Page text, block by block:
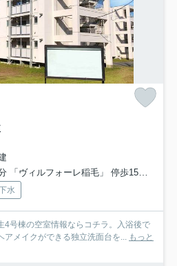
「ヴィルフォーレ稲毛」 停歩15分
水
4号棟の空室情報ならコチラ。入浴後で
メイクができる独立洗面台を...
もっと